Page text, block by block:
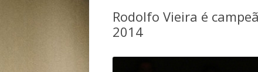
Rodolfo Vieira é
2014